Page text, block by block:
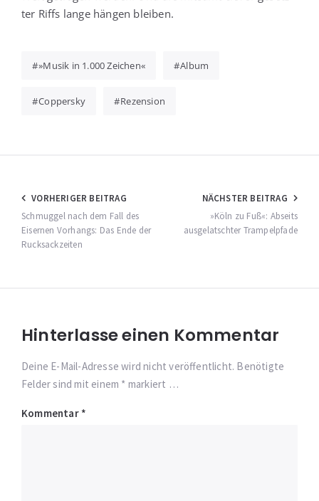
ter Riffs lan­ge hän­gen bleiben.
»Musik in 1.000 Zeichen« Album
Coppersky Rezension
Beitragsnavigation
VORHERIGER BEITRAG
Schmuggel nach dem Fall des
Eisernen Vorhangs: Das Ende der
Rucksackzeiten
NÄCHSTER BEITRAG
»Köln zu Fuß«: Abseits
ausgelatschter Trampelpfade
Hinterlasse einen Kommentar
Deine E-Mail-Adresse wird nicht veröffentlicht. Benötigte
Felder sind mit einem * markiert …
Kommentar *